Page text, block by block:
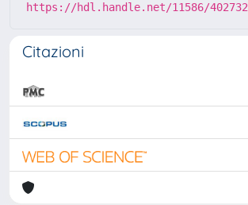
https://hdl.handle.net/11586/402732
Citazioni